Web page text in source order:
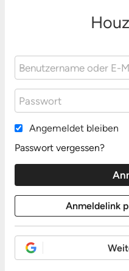
Angemeldet bleiben
Passwort vergessen?